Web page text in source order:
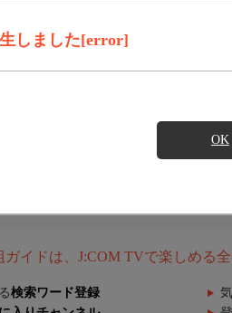
しました[error]
OK
ガイドは、J:COM TVで楽しめる
検索ワード登録